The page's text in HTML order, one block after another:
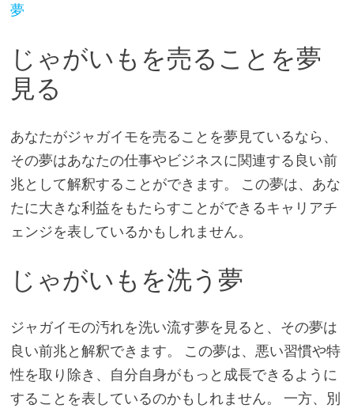
夢
じゃがいもを売ることを夢
見る
あなたがジャガイモを売ることを夢見ているなら、
その夢はあなたの仕事やビジネスに関連する良い前
兆として解釈することができます。 この夢は、あな
たに大きな利益をもたらすことができるキャリアチ
ェンジを表しているかもしれません。
じゃがいもを洗う夢
ジャガイモの汚れを洗い流す夢を見ると、その夢は
良い前兆と解釈できます。 この夢は、悪い習慣や特
性を取り除き、自分自身がもっと成長できるように
することを表しているのかもしれません。 一方、別